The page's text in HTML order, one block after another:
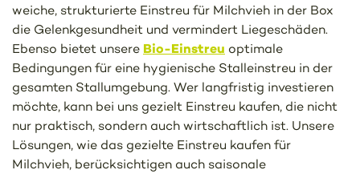
weiche, strukturierte Einstreu für Milchvieh in der Box
die Gelenkgesundheit und vermindert Liegeschäden.
Ebenso bietet unsere Bio-Einstreu optimale
Bedingungen für eine hygienische Stalleinstreu in der
gesamten Stallumgebung. Wer langfristig investieren
möchte, kann bei uns gezielt Einstreu kaufen, die nicht
nur praktisch, sondern auch wirtschaftlich ist. Unsere
Lösungen, wie das gezielte Einstreu kaufen für
Milchvieh, berücksichtigen auch saisonale